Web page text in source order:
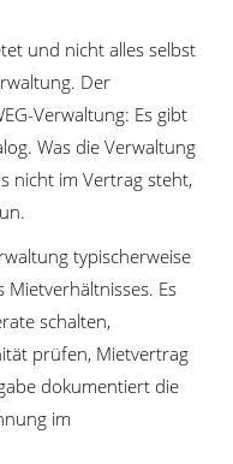
und nicht alles selbst
Der
Verwaltung: Es gibt
Was die Verwaltung
nicht im Vertrag steht,
typischerweise
Mietverhältnisses. Es
schalten,
prüfen, Mietvertrag
dokumentiert die
im